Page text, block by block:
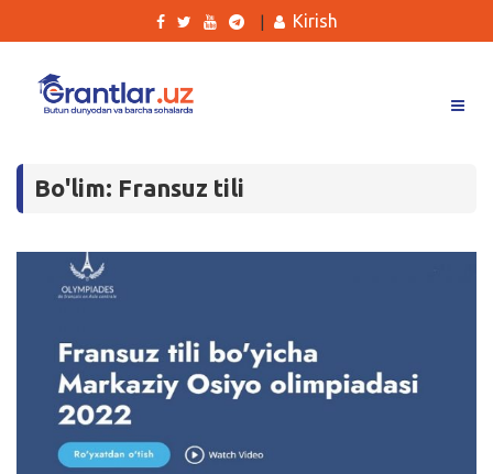
Tanlovlar
Kurslar
Yana
Kirish
Bo'lim: Fransuz tili